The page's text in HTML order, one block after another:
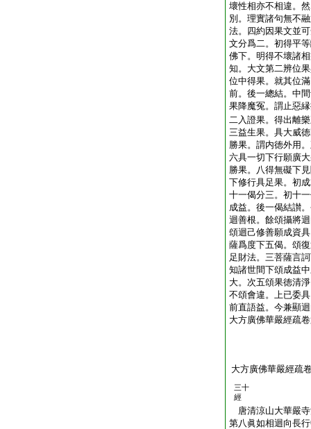
壞性相亦不相違。
別。理實諸句無不
法。四約因果文並
文分爲二。初得平
佛下。明得不壞諸
知。大文第二辨位
位中得果。就其位
前。後一總結。中
果降魔冤。謂止惡
二入證果。得出離
三益生果。具大威
勝果。謂内徳外用
六具一切下行願廣
勝果。八得無礙下
下修行具足果。初
十一偈分三。初十
成益。後一偈結讃
迴善根。餘頌攝將
頌迴己修善願成資
薩爲度下五偈。頌
足財法。三菩薩言
知諸世間下頌成益
大。次五頌果徳清
不頌會違。上已委
前直語益。今兼顯
大方廣佛華嚴經疏
大方廣佛華嚴經疏
三十
經
唐清涼山大華嚴
第八眞如相迴向長